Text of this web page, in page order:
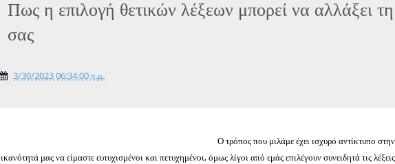
Πως η επιλογή θετικών λέξεων μπορεί να αλλάξει
σας
3/30/2023 06:34:00 π.μ.
Ο τρόπος που μιλάμε έχει ισχυρό αντίκτυπο στην
ικανότητά μας να είμαστε ευτυχισμένοι και πετυχημένοι, όμως λίγοι από εμάς επιλέγουν συνειδητά τις